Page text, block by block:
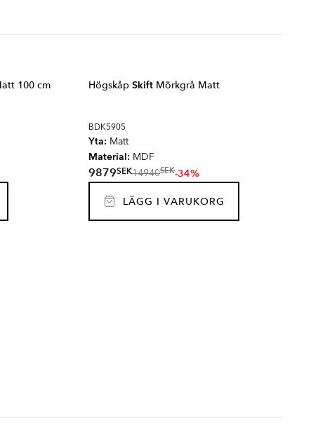
100 cm
Högskåp Skift Mörkgrå Matt
BDK5905
Yta: Matt
Material: MDF
9879SEK14940SEK-34%
LÄGG I VARUKORG